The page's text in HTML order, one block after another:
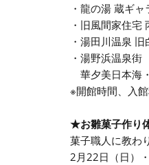
・龍の湯 蔵ギ
・旧風間家住
・湯田川温泉
・湯野浜温泉街
華夕美日本海
※開館時間、入
★お雛菓子作り
菓子職人に教わ
2月22日（日）